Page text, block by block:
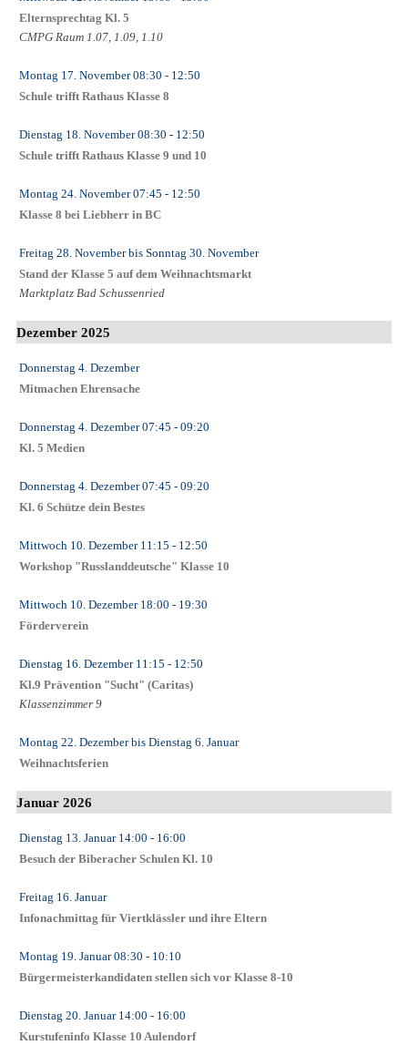
Elternsprechtag Kl. 5
CMPG Raum 1.07, 1.09, 1.10
Montag 17. November08:30 - 12:50
Schule trifft Rathaus Klasse 8
Dienstag 18. November08:30 - 12:50
Schule trifft Rathaus Klasse 9 und 10
Montag 24. November07:45 - 12:50
Klasse 8 bei Liebherr in BC
Freitag 28. Novemberbis Sonntag 30. November
Stand der Klasse 5 auf dem Weihnachtsmarkt
Marktplatz Bad Schussenried
Dezember 2025
Donnerstag 4. Dezember
Mitmachen Ehrensache
Donnerstag 4. Dezember07:45 - 09:20
Kl. 5 Medien
Donnerstag 4. Dezember07:45 - 09:20
Kl. 6 Schütze dein Bestes
Mittwoch 10. Dezember11:15 - 12:50
Workshop "Russlanddeutsche" Klasse 10
Mittwoch 10. Dezember18:00 - 19:30
Förderverein
Dienstag 16. Dezember11:15 - 12:50
Kl.9 Prävention "Sucht" (Caritas)
Klassenzimmer 9
Montag 22. Dezemberbis Dienstag 6. Januar
Weihnachtsferien
Januar 2026
Dienstag 13. Januar14:00 - 16:00
Besuch der Biberacher Schulen Kl. 10
Freitag 16. Januar
Infonachmittag für Viertklässler und ihre Eltern
Montag 19. Januar08:30 - 10:10
Bürgermeisterkandidaten stellen sich vor Klasse 8-10
Dienstag 20. Januar14:00 - 16:00
Kurstufeninfo Klasse 10 Aulendorf